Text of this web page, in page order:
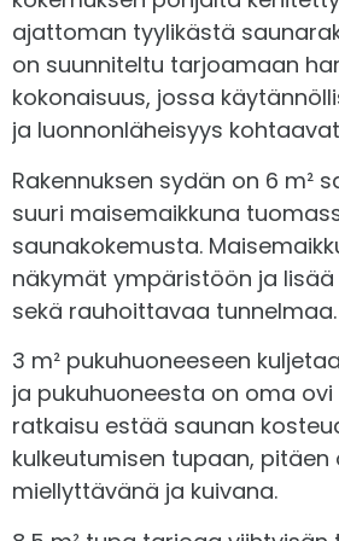
Karapuut ovi- ja ikkunapieliin
Pääty- ja sivuräystäslaudat
Kiinnitystarvikkeet
Kierretangot
Kokoamisohjeet
Rakennuspiirustukset
Harvia 20 ES Pro
Harvia legend 240
2.990,00€
Katso lisätiedot
Höyrylöyly löylynsielu+
ajattoman tyylikästä
on suunniteltu tarjoamaan
kokonaisuus, jossa
ja luonnonläheisyys
Rakennuksen sydän on 6 m²
suuri maisemaikkuna
saunakokemusta.
näkymät ympäristöön ja
sekä rauhoittavaa tunnelmaa.
3 m² pukuhuoneeseen
ja pukuhuoneesta on oma
ratkaisu estää saunan
kulkeutumisen tupaan, pitäen
miellyttävänä ja kuivana.